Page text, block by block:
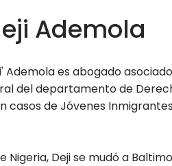
Ademola
Ademola es abogado
del departamento de
casos de Jóvenes
Nigeria, Deji se mudó a